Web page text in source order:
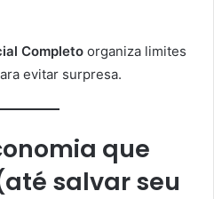
Completo organiza limites
evitar surpresa.
que
salvar seu